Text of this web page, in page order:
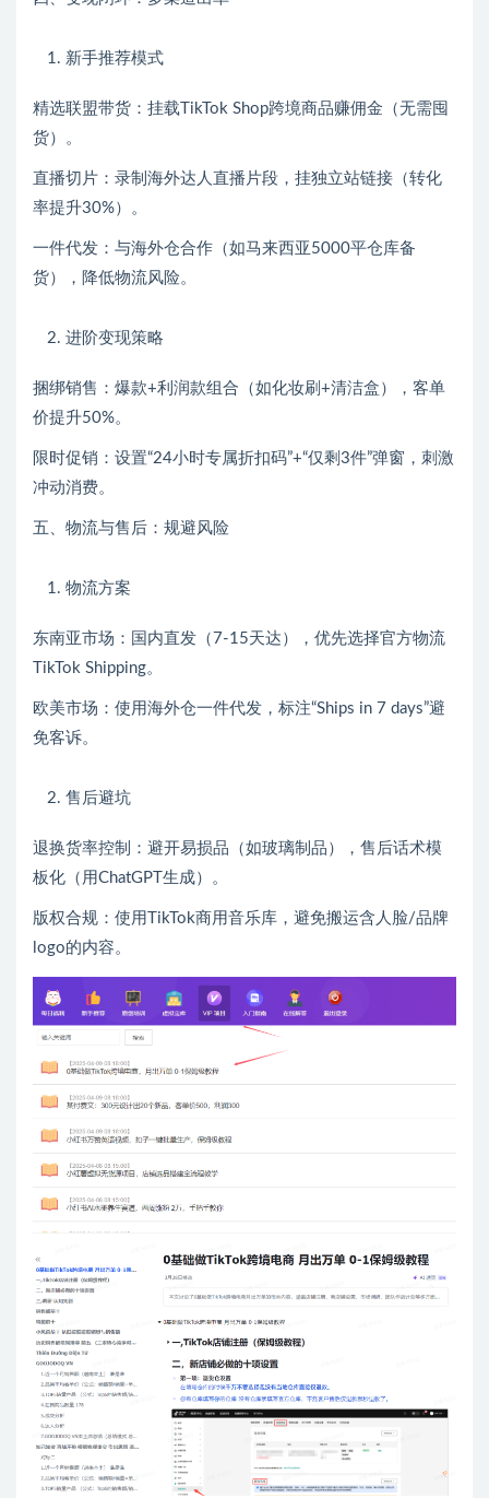
新手推荐模式
精选联盟带货：挂载TikTok Shop跨境商品赚佣金（无需囤
货）。
直播切片：录制海外达人直播片段，挂独立站链接（转化
率提升30%）。
一件代发：与海外仓合作（如马来西亚5000平仓库备
货），降低物流风险。
进阶变现策略
捆绑销售：爆款+利润款组合（如化妆刷+清洁盒），客单
价提升50%。
限时促销：设置“24小时专属折扣码”+“仅剩3件”弹窗，刺激
冲动消费。
五、物流与售后：规避风险
物流方案
东南亚市场：国内直发（7-15天达），优先选择官方物流
TikTok Shipping。
欧美市场：使用海外仓一件代发，标注“Ships in 7 days”避
免客诉。
售后避坑
退换货率控制：避开易损品（如玻璃制品），售后话术模
板化（用ChatGPT生成）。
版权合规：使用TikTok商用音乐库，避免搬运含人脸/品牌
logo的内容。